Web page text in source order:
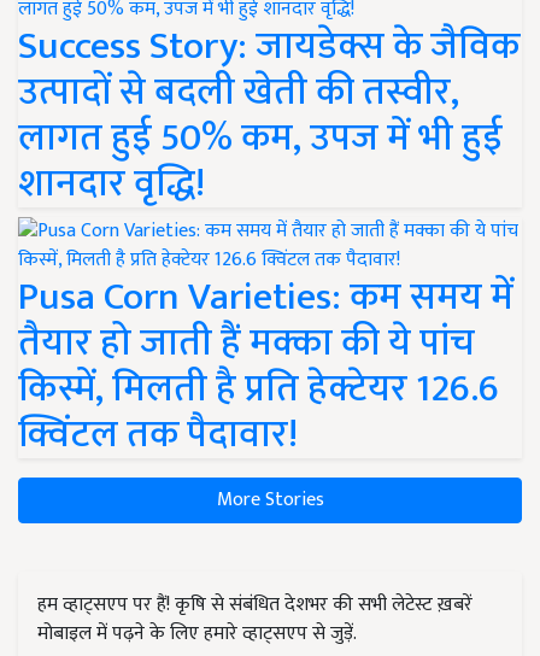
Success Story: जायडेक्स के जैविक
उत्पादों से बदली खेती की तस्वीर,
लागत हुई 50% कम, उपज में भी हुई
शानदार वृद्धि!
Pusa Corn Varieties: कम समय में
तैयार हो जाती हैं मक्का की ये पांच
किस्में, मिलती है प्रति हेक्टेयर 126.6
क्विंटल तक पैदावार!
More Stories
हम व्हाट्सएप पर हैं! कृषि से संबंधित देशभर की सभी लेटेस्ट ख़बरें
मोबाइल में पढ़ने के लिए हमारे व्हाट्सएप से जुड़ें.